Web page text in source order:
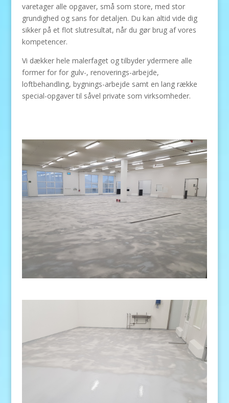
varetager alle opgaver, små som store, med stor
grundighed og sans for detaljen. Du kan altid vide dig
sikker på et flot slutresultat, når du gør brug af vores
kompetencer.
Vi dækker hele malerfaget og tilbyder ydermere alle
former for for gulv-, renoverings-arbejde,
loftbehandling, bygnings-arbejde samt en lang række
special-opgaver til såvel private som virksomheder.